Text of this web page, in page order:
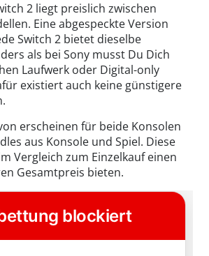
2 liegt preislich zwischen
Eine abgespeckte Version
Switch 2 bietet dieselbe
als bei Sony musst Du Dich
Laufwerk oder Digital-only
existiert auch keine günstigere
erscheinen für beide Konsolen
aus Konsole und Spiel. Diese
Vergleich zum Einzelkauf einen
Gesamtpreis bieten.